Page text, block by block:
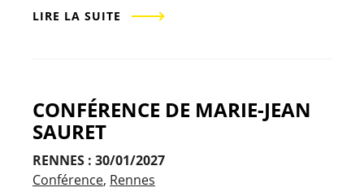
LIRE LA SUITE
CONFÉRENCE DE MARIE-JEAN
SAURET
RENNES : 30/01/2027
Conférence Rennes